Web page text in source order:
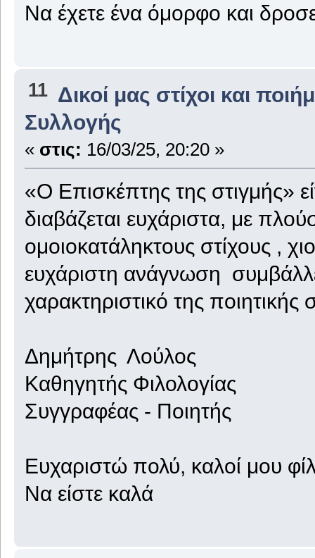
Να έχετε ένα όμορφο και
11 Δικοί μας στίχοι και
Συλλογής
« στις: 16/03/25, 20:20 »
«Ο Επισκέπτης της στιγμής»
διαβάζεται ευχάριστα, με
ομοιοκατάληκτους στίχους ,
ευχάριστη ανάγνωση
χαρακτηριστικό της ποιητικής
Δημήτρης Λούλος
Καθηγητής Φιλολογίας
Συγγραφέας - Ποιητής
Ευχαριστώ πολύ, καλοί μου
Να είστε καλά